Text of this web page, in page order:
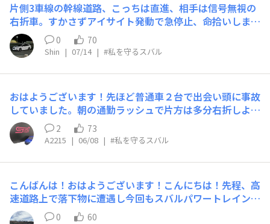
前後は勿論、左右にステアリングを切る事すら出来ずパニ
ック状態になっていました。 その後参加者の方々や運
営の方に助けて頂きました。大変なご迷惑をおかけしてし
まいました。申し訳ございませんでした。 クラッシュ
タイヤはキャビン側に押し込まれ、運転席ドアは押し込ま
れたフェンダーと干渉し殆ど開かなくなっていました。当
然自走は不可能でした。 そんな状態でありながら私は
一切の無傷で後々痛む事もありませんでした。この時にス
バルの衝突安全性能の高さを思い知りました。きっとイン
プレッサでなければ大怪我をしていたと思います。 お
まいましたが、インプレッサのお陰で今の私があります。
本当にありがとうございました。 後日談として その
後インプレッサはフェンダーとロアアームを交換して、ア
片側3車線の幹線道路、こっちは直進、相手は信号無視の
右折車。すかさずアイサイト発動で急停止、命拾いしまし
た。皆様もどうかご安全に❗️
0 70
Shin | 07/14 | #私を守るスバル
おはようございます！先ほど普通車２台で出会い頭に事故
していました。朝の通勤ラッシュで片方は多分右折しよう
とした模様。雨が降る中 交差点の中央で双方が車から降
りてきてスマホを取り出し、各々警察か保険会社に電話し
ている所でした📱「あと３分早く家を出ていたら、自分が
巻き込まれていたかもしれない」気をつけていても相手の
ＳＵＢＡＲＵに乗ればいいのに。私のインプレッサは、
【ないサイトＸ】なので衝突回避の機能はありません🚙走
行中に路肩の車両を避けるため右に行って、線を踏んでも
2 73
A2215 | 06/08 | #私を守るスバル
こんばんは！おはようございます！こんにちは！先程、高
速道路上で落下物に遭遇し今回もスバルパワートレインの
運動性能に救われました…（ありがとうございます…）
0 60